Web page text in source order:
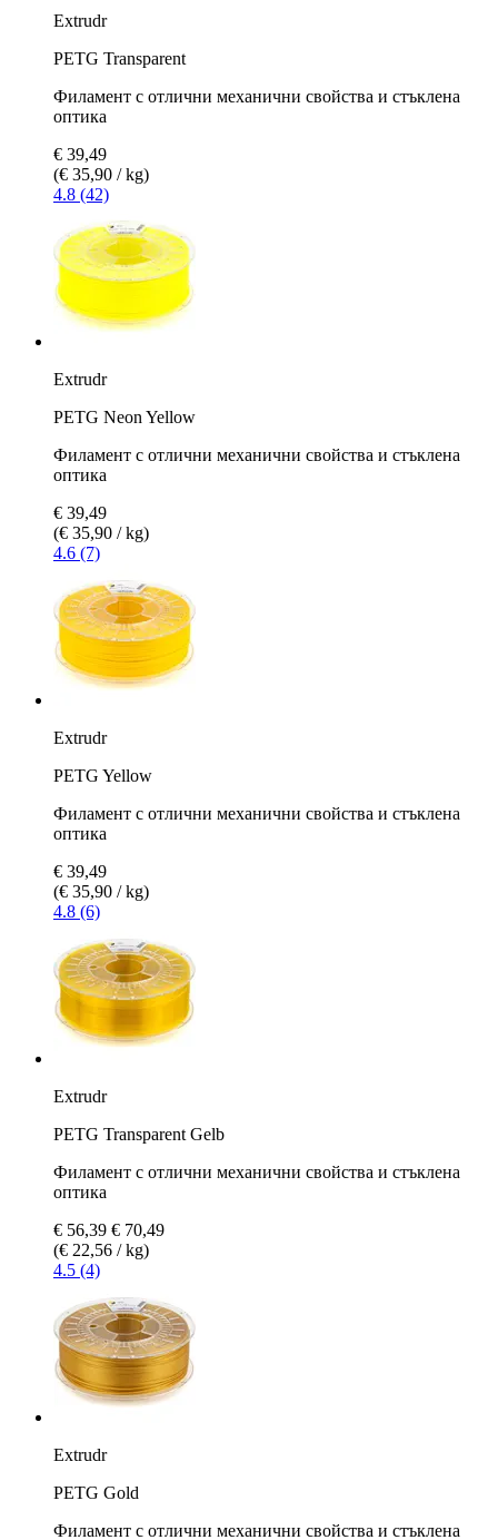
Extrudr
PETG Transparent
Филамент с отлични механични свойства и стъклена
оптика
€ 39,49
(€ 35,90 / kg)
4.8 (42)
Extrudr
PETG Neon Yellow
Филамент с отлични механични свойства и стъклена
оптика
€ 39,49
(€ 35,90 / kg)
4.6 (7)
Extrudr
PETG Yellow
Филамент с отлични механични свойства и стъклена
оптика
€ 39,49
(€ 35,90 / kg)
4.8 (6)
Extrudr
PETG Transparent Gelb
Филамент с отлични механични свойства и стъклена
оптика
€ 56,39 € 70,49
(€ 22,56 / kg)
4.5 (4)
Extrudr
PETG Gold
Филамент с отлични механични свойства и стъклена